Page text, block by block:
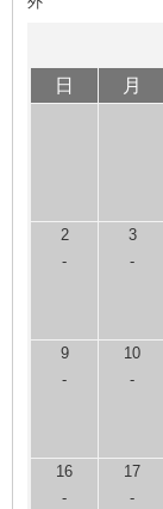
日
月
2
-
3
-
9
-
10
-
16
-
17
-